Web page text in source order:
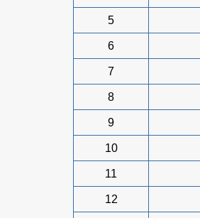
5
6
7
8
9
10
11
12